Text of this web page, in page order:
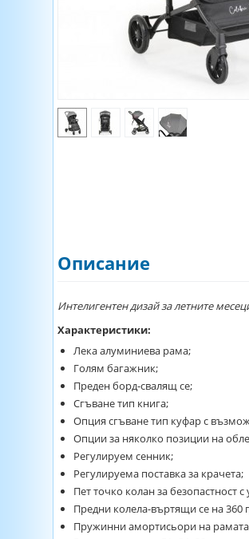
Описание
Интелигентен дизай за летните
Характеристики:
Лека алуминиева рама;
Голям багажник;
Преден борд-свалящ се;
Сгъване тип книга;
Опция сгъване тип куфар с
Опции за няколко позиции на
Регулируем сенник;
Регулируема поставка за крачета;
Пет точко колан за безопастност
Предни колела-въртящи се на 360
Пружинни амортисьори на